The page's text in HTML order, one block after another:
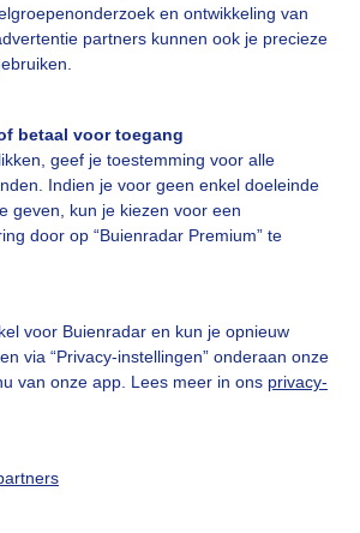
en ontwikkeling van
partners kunnen ook je precieze
betaal voor toegang
geef je toestemming voor alle
Indien je voor geen enkel doeleinde
geven, kun je kiezen voor een
door op “Buienradar Premium” te
voor Buienradar en kun je opnieuw
via “Privacy-instellingen” onderaan onze
van onze app. Lees meer in ons privacy-